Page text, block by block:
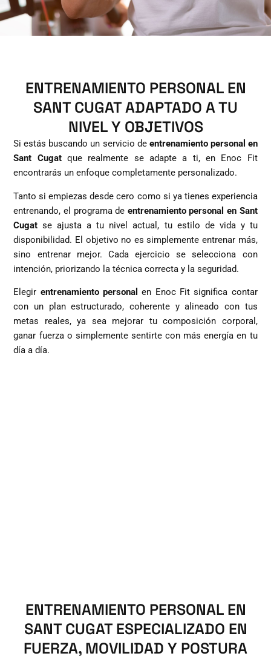
ENTRENAMIENTO PERSONAL EN
SANT CUGAT ADAPTADO A TU
NIVEL Y OBJETIVOS
Si estás buscando un servicio de entrenamiento personal en
Sant Cugatque realmente se adapte a ti, en Enoc Fit
encontrarás un enfoque completamente personalizado.
Tanto si empiezas desde cero como si ya tienes experiencia
entrenando, el programa de entrenamiento personal en Sant
Cugat se ajusta a tu nivel actual, tu estilo de vida y tu
disponibilidad. El objetivo no es simplemente entrenar más,
sino entrenar mejor. Cada ejercicio se selecciona con
intención, priorizando la técnica correcta y la seguridad.
Elegir entrenamiento personalen Enoc Fit significa contar
con un plan estructurado, coherente y alineado con tus
metas reales, ya sea mejorar tu composición corporal,
ganar fuerza o simplemente sentirte con más energía en tu
día a día.
ENTRENAMIENTO PERSONAL EN
SANT CUGAT ESPECIALIZADO EN
FUERZA, MOVILIDAD Y POSTURA